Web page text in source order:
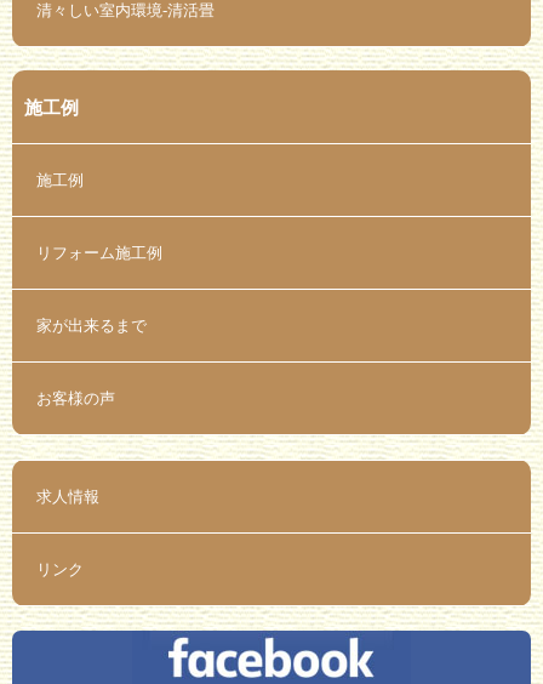
清々しい室内環境-清活畳
施工例
施工例
リフォーム施工例
家が出来るまで
お客様の声
求人情報
リンク